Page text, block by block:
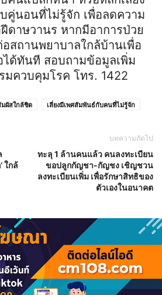
คู่นอนที่ไม่รู้จัก เพื่อลดความ
ดาษวานร หากมีอาการป่วย
สถานพยาบาลใกล้บ้านเพื่อ
ได้ทันที สอบถามข้อมูลเพิ่ม
มควบคุมโรค โทร. 1422
ผัสใกล้ชิด เลี่ยงมีเพศสัมพันธ์กับคนที่ไม่รู้จัก
ใกล้
บทความถัดไป
ทะลุ 1 ล้านคนแล้ว คนลงทะเบียน
ขอปลูกกัญชา-กัญชง เชิญชวน
ลงทะเบียนเพิ่ม เพื่อรักษาสิทธิของ
ตัวเองในอนาคต